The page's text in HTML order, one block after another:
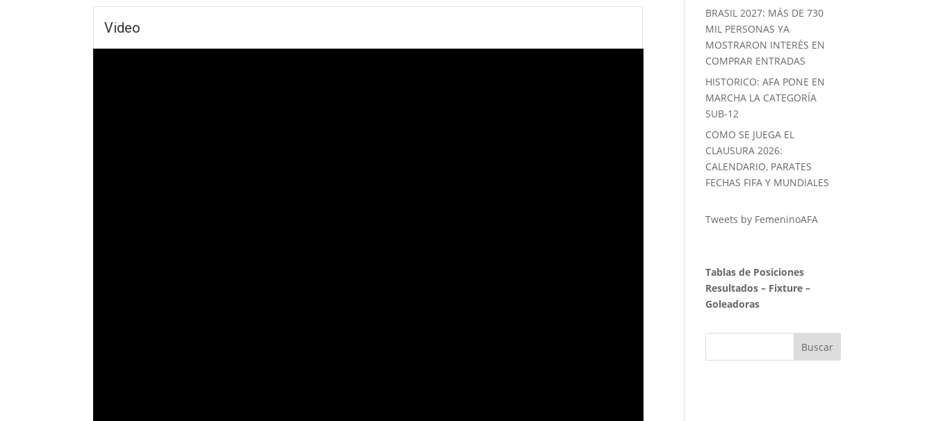
Video
BRASIL 2027: MÁS DE 730
MIL PERSONAS YA
MOSTRARON INTERÉS EN
COMPRAR ENTRADAS
HISTORICO: AFA PONE EN
MARCHA LA CATEGORÍA
SUB-12
COMO SE JUEGA EL
CLAUSURA 2026:
CALENDARIO, PARATES
FECHAS FIFA Y MUNDIALES
Tweets by FemeninoAFA
Tablas de Posiciones
Resultados – Fixture –
Goleadoras